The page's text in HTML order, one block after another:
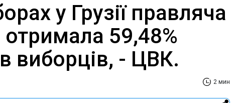
у Грузії правляча
отримала 59,48%
виборців, - ЦВК.
2 мин